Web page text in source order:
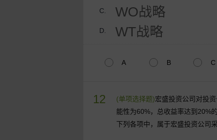
C. WO战略
D. WT战略
A B C
12 (单项选择题)宏盛投资公司对投
能性为60%，总收益率达到20%
下列各项中，属于宏盛投资公